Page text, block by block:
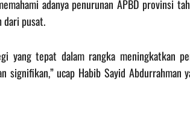
adanya penurunan APBD provinsi
dari pusat.
yang tepat dalam rangka meningkatkan
signifikan,” ucap Habib Sayid Abdurrahman